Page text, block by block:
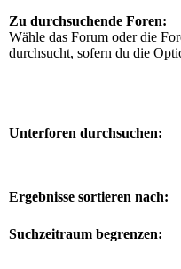
Zu durchsuchende Foren:
Wähle das Forum oder die
durchsucht, sofern du die
Unterforen durchsuchen:
Ergebnisse sortieren nach:
Suchzeitraum begrenzen: